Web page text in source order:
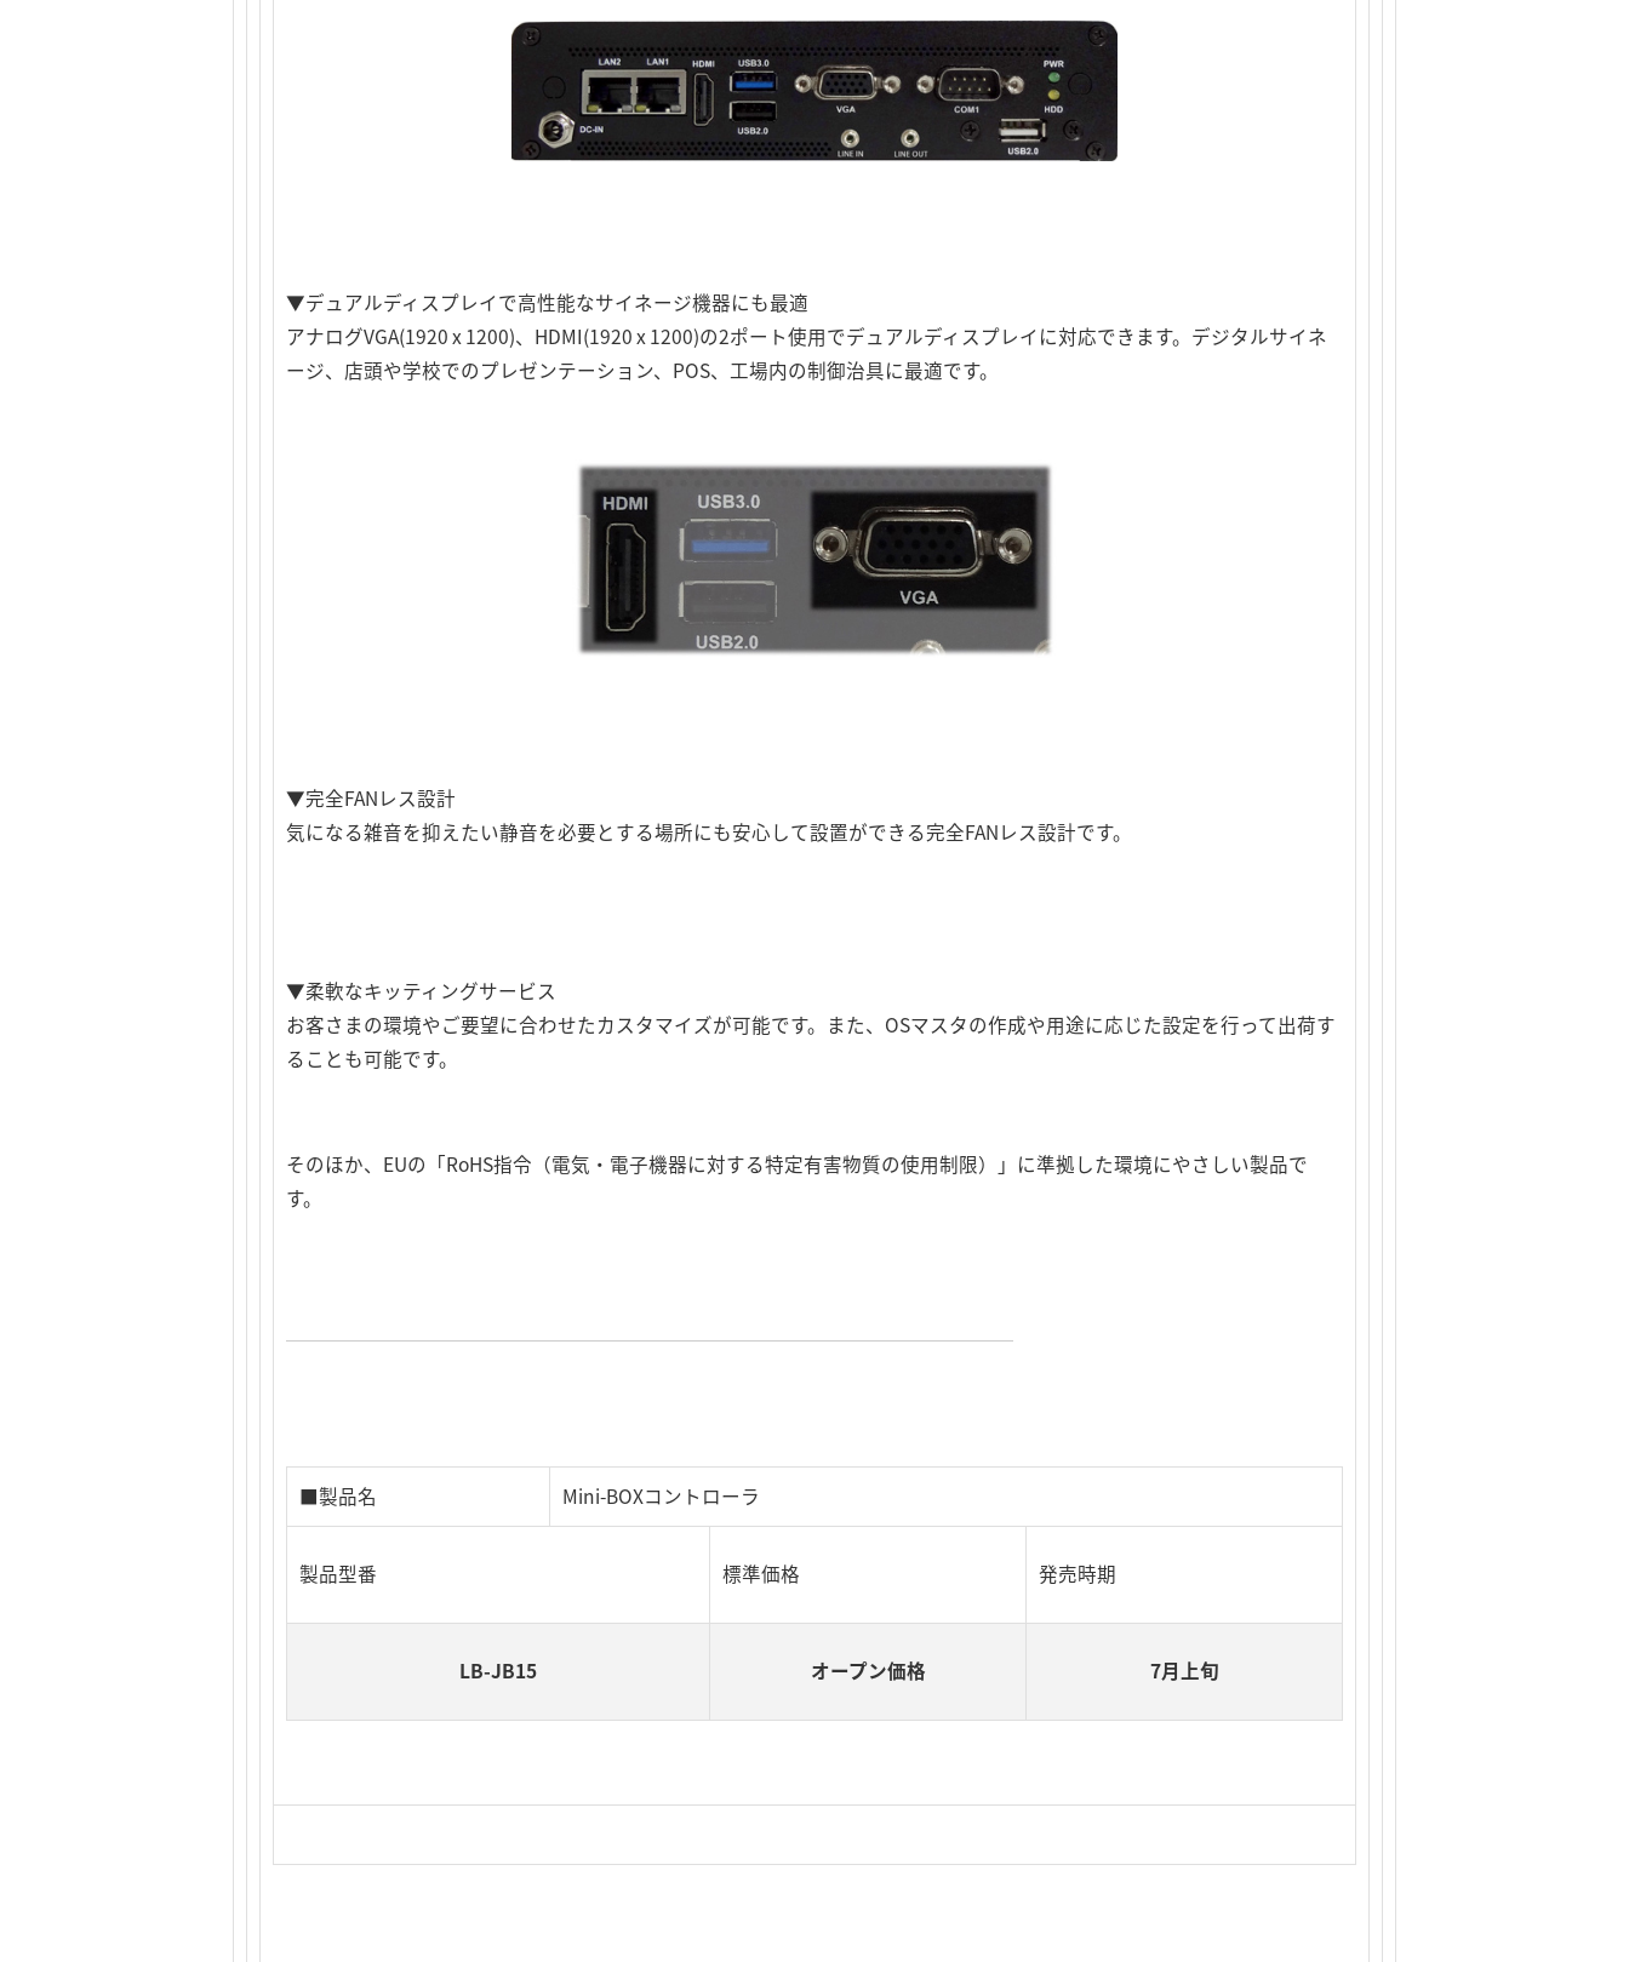
▼デュアルディスプレイで高性能なサイネージ機器にも最適
アナログVGA(1920 x 1200)、HDMI(1920 x 1200)の2ポート使用でデュアルディスプレイに対応できます。デジタルサイネ
ージ、店頭や学校でのプレゼンテーション、POS、工場内の制御治具に最適です。
▼完全FANレス設計
気になる雑音を抑えたい静音を必要とする場所にも安心して設置ができる完全FANレス設計です。
▼柔軟なキッティングサービス
お客さまの環境やご要望に合わせたカスタマイズが可能です。また、OSマスタの作成や用途に応じた設定を行って出荷す
ることも可能です。
そのほか、EUの「RoHS指令（電気・電子機器に対する特定有害物質の使用制限）」に準拠した環境にやさしい製品で
す。
■製品名 Mini-BOXコントローラ
製品型番 標準価格 発売時期
LB-JB15 オープン価格 7月上旬